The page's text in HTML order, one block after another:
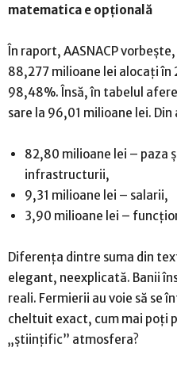
matematica e opțională
În raport, AASNACP
88,277 milioane lei alocați în
98,48%. Însă, în tabelul
sare la 96,01 milioane lei. Din
82,80 milioane lei – paza
infrastructurii,
9,31 milioane lei – salarii,
3,90 milioane lei –
Diferența dintre suma din
elegant, neexplicată. Banii
reali. Fermierii au voie să se
cheltuit exact, cum mai poți
„științific” atmosfera?